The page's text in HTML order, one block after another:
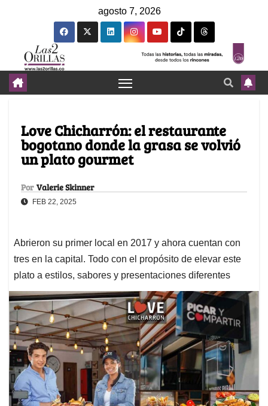
agosto 7, 2026
Love Chicharrón: el restaurante
bogotano donde la grasa se volvió
un plato gourmet
Por Valerie Skinner
FEB 22, 2025
Abrieron su primer local en 2017 y ahora cuentan con
tres en la capital. Todo con el propósito de elevar este
plato a estilos, sabores y presentaciones diferentes